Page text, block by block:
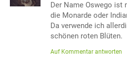
Der Name Oswego ist
die Monarde oder
Da verwende ich
schönen roten Blüten.
Auf Kommentar antworten